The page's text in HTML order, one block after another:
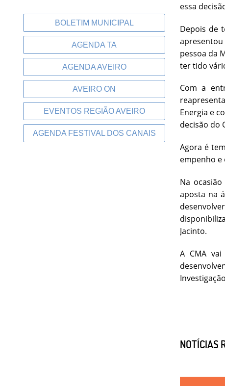
BOLETIM MUNICIPAL
AGENDA TA
AGENDA AVEIRO
AVEIRO ON
EVENTOS REGIÃO AVEIRO
AGENDA FESTIVAL DOS CANAIS
essa
Depois de
pessoa da
ter tido
Com a
Energia e
decisão do
Agora é
empenho e
Na
aposta na
Jacinto.
A CMA
NOTÍCIAS